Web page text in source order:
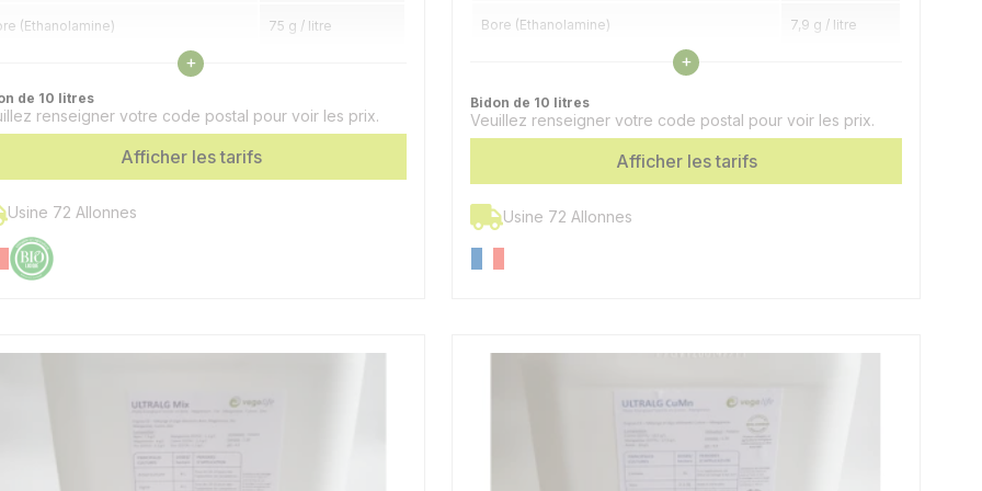
(Ethanolamine) 75 g / litre
Voir les caractéristiques
+
de 10 litres
renseigner votre code postal pour voir les prix.
Afficher les tarifs
Usine 72 Allonnes
Bore (Ethanolamine) 7,9 g / litre
Fer (Chélate EDTA) 3,2 g / litre
Manganèse (Chélaté EDTA)
Cuivre (Chélaté EDTA)
Zinc (Chélate EDTA)
Voir les caractéristiques
+
Bidon de 10 litres
Veuillez renseigner votre code postal pour voir les prix.
Afficher les tarifs
Usine 72 Allonnes